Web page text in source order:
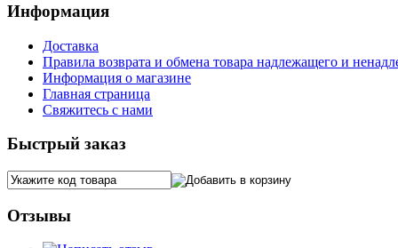
Информация
Доставка
Правила возврата и обмена товара надлежащего и
Информация о магазине
Главная страница
Свяжитесь с нами
Быстрый заказ
Отзывы